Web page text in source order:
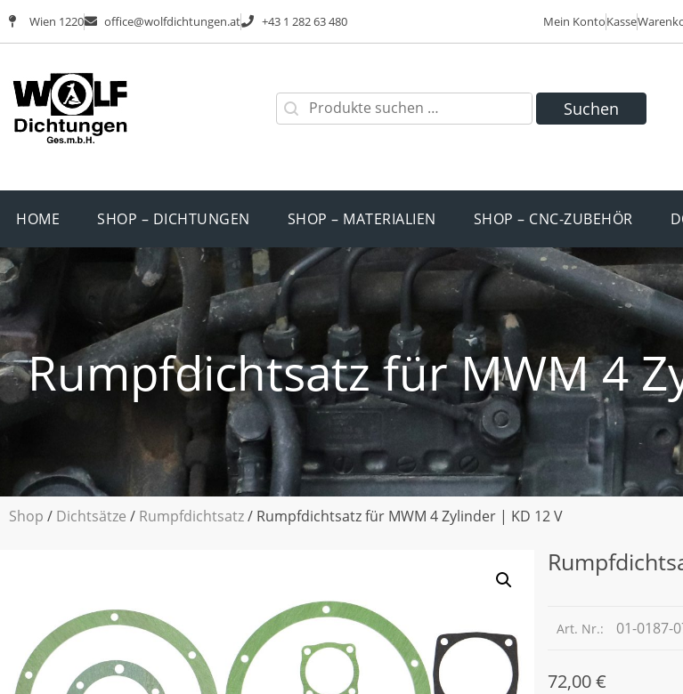
Wien 1220 office@wolfdichtungen.at +43 1 282 63 480 Mein KontoKasse
Suchen
HOME SHOP – DICHTUNGEN SHOP – MATERIALIEN SHOP – CNC-ZUBEHÖR
Rumpfdichtsatz für MWM 4
Shop / Dichtsätze / Rumpfdichtsatz/ Rumpfdichtsatz für MWM 4 Zylinder | KD 12 V
Art. Nr.: 01-0187-
72,00€